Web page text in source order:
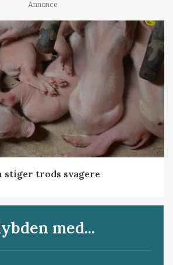
Annonce
stiger trods svagere
med...